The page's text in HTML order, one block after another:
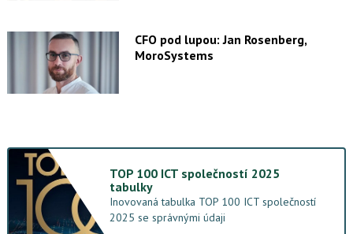
CFO pod lupou: Jan Rosenberg,
MoroSystems
TOP 100 ICT společností 2025
tabulky
Inovovaná tabulka TOP 100 ICT společností
2025 se správnými údaji